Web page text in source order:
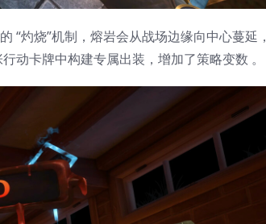
​​“灼烧”机制，熔岩会从战场边缘向中心蔓延，
动卡牌中构建专属出装，增加了策略变数 。